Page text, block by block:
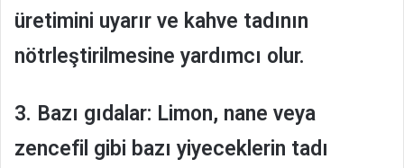
üretimini uyarır ve kahve tadının
nötrleştirilmesine yardımcı olur.
3. Bazı gıdalar: Limon, nane veya
zencefil gibi bazı yiyeceklerin tadı